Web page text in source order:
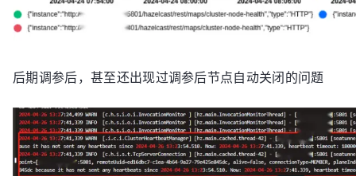
后期调参后，甚至还出现过调参后节点自动关闭的问题